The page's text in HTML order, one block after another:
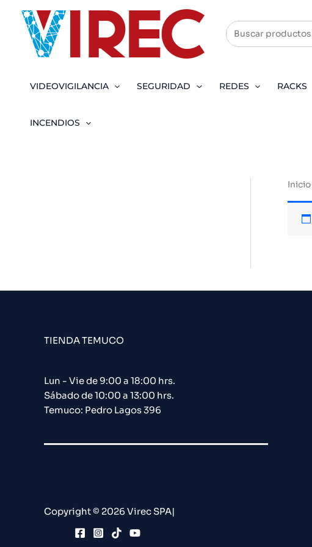
contenido
VIDEOVIGILANCIA SEGURIDAD REDES RACKS
INCENDIOS
Inicio
TIENDA TEMUCO
Lun - Vie de 9:00 a 18:00 hrs.
Sábado de 10:00 a 13:00 hrs.
Temuco: Pedro Lagos 396
Copyright © 2026 Virec SPA|